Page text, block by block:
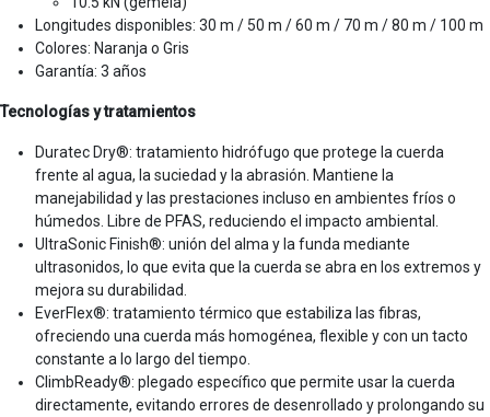
Longitudes disponibles: 30 m / 50 m / 60 m / 70 m / 80 m / 100 m
Colores: Naranja o Gris
Garantía: 3 años
Tecnologías y tratamientos
Duratec Dry®: tratamiento hidrófugo que protege la cuerda
frente al agua, la suciedad y la abrasión. Mantiene la
manejabilidad y las prestaciones incluso en ambientes fríos o
húmedos. Libre de PFAS, reduciendo el impacto ambiental.
UltraSonic Finish®: unión del alma y la funda mediante
ultrasonidos, lo que evita que la cuerda se abra en los extremos y
mejora su durabilidad.
EverFlex®: tratamiento térmico que estabiliza las fibras,
ofreciendo una cuerda más homogénea, flexible y con un tacto
constante a lo largo del tiempo.
ClimbReady®: plegado específico que permite usar la cuerda
directamente, evitando errores de desenrollado y prolongando su